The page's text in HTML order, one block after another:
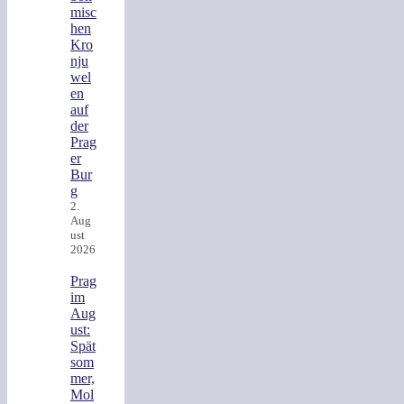
misc
hen
Kro
nju
wel
en
auf
der
Prag
er
Bur
g
2.
Aug
ust
2026
Prag
im
Aug
ust:
Spät
som
mer,
Mol